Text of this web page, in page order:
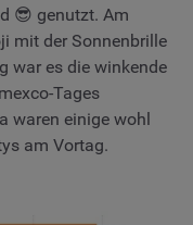
😎 genutzt. Am
mit der Sonnenbrille
war es die winkende
Tages
waren einige wohl
am Vortag.